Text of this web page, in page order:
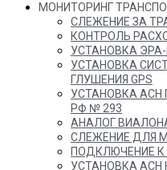
МОНИТОРИНГ
СЛЕЖЕНИЕ ЗА
КОНТРОЛЬ
УСТАНОВКА
УСТАНОВКА
ГЛУШЕНИЯ GPS
УСТАНОВКА АСН
РФ № 293
АНАЛОГ ВИАЛОНА
СЛЕЖЕНИЕ ДЛЯ
ПОДКЛЮЧЕНИЕ К
УСТАНОВКА АСН